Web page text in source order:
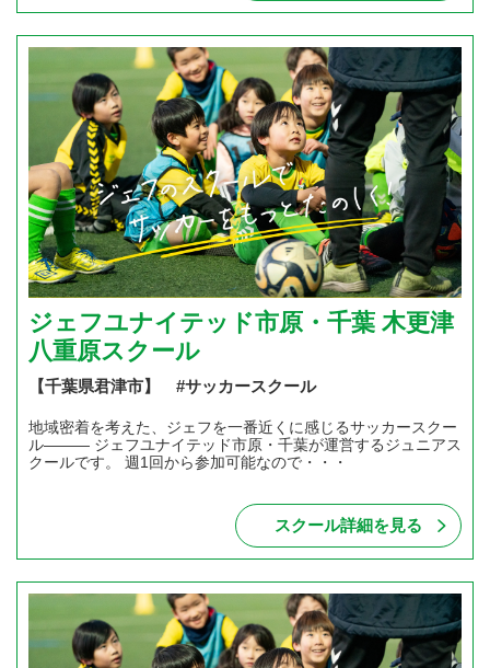
ジェフユナイテッド市原・千葉 木更津
八重原スクール
【千葉県君津市】 #サッカースクール
地域密着を考えた、ジェフを一番近くに感じるサッカースクー
ル――― ジェフユナイテッド市原・千葉が運営するジュニアス
クールです。 週1回から参加可能なので・・・
スクール詳細を見る